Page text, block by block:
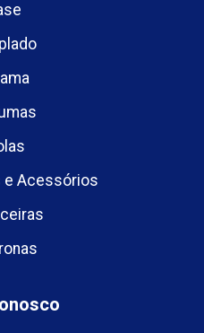
e Acessórios